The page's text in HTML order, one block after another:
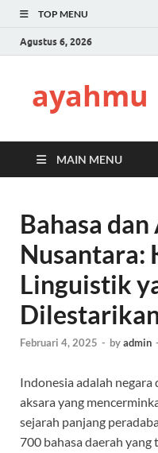
TOP MENU
Agustus 6, 2026
ayahmu
MAIN MENU
Bahasa
Nusantara:
Linguistik
Februari 4, 2025 - byadmin -
Indonesia adalah negara
aksara yang
sejarah panjang
700 bahasa daerah